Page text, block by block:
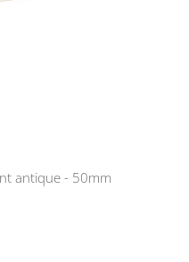
antique - 50mm